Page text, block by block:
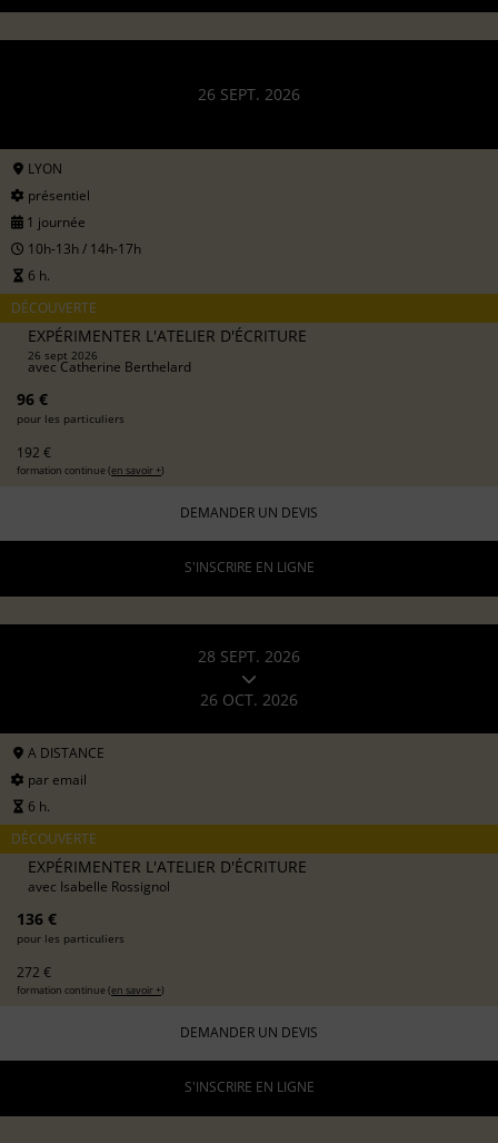
26 SEPT. 2026
LYON
présentiel
1 journée
10h-13h / 14h-17h
6 h.
DÉCOUVERTE
EXPÉRIMENTER L'ATELIER D'ÉCRITURE
26 sept 2026
avecCatherine Berthelard
96 €
pour les particuliers
192 €
formation continue (en savoir +)
DEMANDER UN DEVIS
S'INSCRIRE EN LIGNE
28 SEPT. 2026
26 OCT. 2026
A DISTANCE
par email
6 h.
DÉCOUVERTE
EXPÉRIMENTER L'ATELIER D'ÉCRITURE
avec Isabelle Rossignol
136 €
pour les particuliers
272 €
formation continue (en savoir +)
DEMANDER UN DEVIS
S'INSCRIRE EN LIGNE